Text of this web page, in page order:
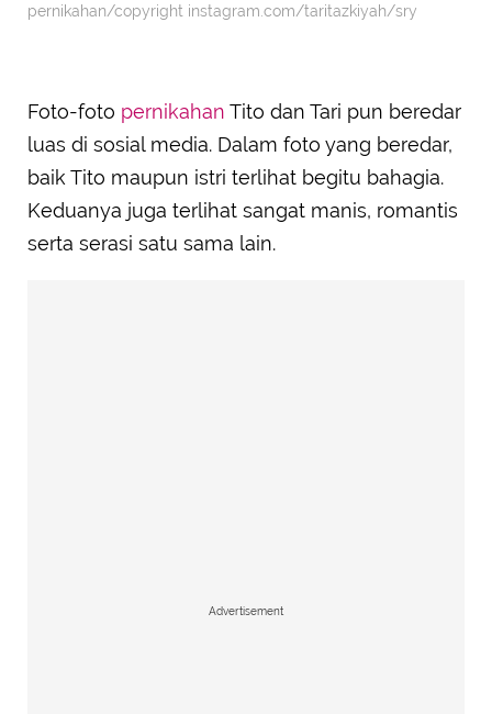
pernikahan/copyright instagram.com/taritazkiyah/sry
Foto-foto pernikahan Tito dan Tari pun beredar
luas di sosial media. Dalam foto yang beredar,
baik Tito maupun istri terlihat begitu bahagia.
Keduanya juga terlihat sangat manis, romantis
serta serasi satu sama lain.
Advertisement